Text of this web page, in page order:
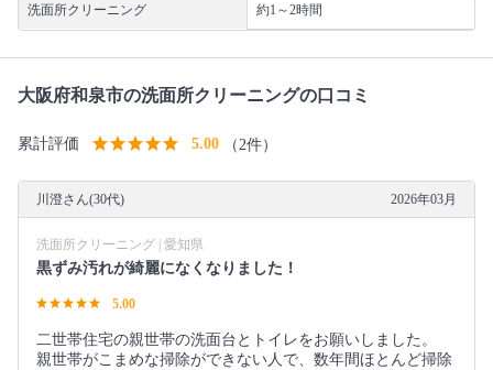
洗面所クリーニング 約1～2時間
大阪府和泉市の洗面所クリーニングの口コミ
累計評価 5.00 （2件）
川澄さん(30代) 2026年03月
洗面所クリーニング | 愛知県
黒ずみ汚れが綺麗になくなりました！
5.00
二世帯住宅の親世帯の洗面台とトイレをお願いしました。
親世帯がこまめな掃除ができない人で、数年間ほとんど掃除